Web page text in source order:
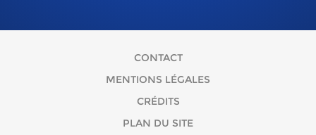
CONTACT
MENTIONS LÉGALES
CRÉDITS
PLAN DU SITE